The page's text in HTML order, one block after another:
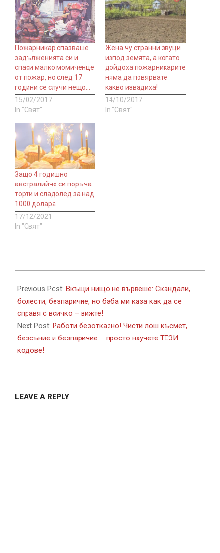
Пожарникар спазваше
задълженията си и
спаси малко момиченце
от пожар, но след 17
години се случи нещо…
15/02/2017
In "Свят"
Жена чу странни звуци
изпод земята, а когато
дойдоха пожарникарите
няма да повярвате
какво извадиха!
14/10/2017
In "Свят"
Защо 4 годишно
австралийче си поръча
торти и сладолед за над
1000 долара
17/12/2021
In "Свят"
11-
08
Previous Post: Вкъщи нищо не вървеше: Скандали,
болести, безпаричие, но баба ми каза как да се
справя с всичко – вижте!
Next Post: Работи безотказно! Чисти лош късмет,
безсъние и безпаричие – просто научете ТЕЗИ
кодове!
LEAVE A REPLY